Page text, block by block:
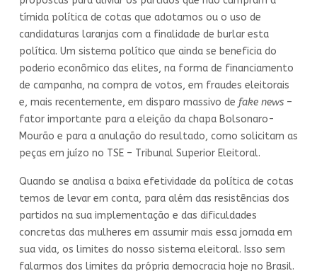
tímida política de cotas que adotamos ou o uso de
candidaturas laranjas com a finalidade de burlar esta
política. Um sistema político que ainda se beneficia do
poderio econômico das elites, na forma de financiamento
de campanha, na compra de votos, em fraudes eleitorais
e, mais recentemente, em disparo massivo de fake news –
fator importante para a eleição da chapa Bolsonaro-
Mourão e para a anulação do resultado, como solicitam as
peças em juízo no TSE – Tribunal Superior Eleitoral.
Quando se analisa a baixa efetividade da política de cotas
temos de levar em conta, para além das resistências dos
partidos na sua implementação e das dificuldades
concretas das mulheres em assumir mais essa jornada em
sua vida, os limites do nosso sistema eleitoral. Isso sem
falarmos dos limites da própria democracia hoje no Brasil.